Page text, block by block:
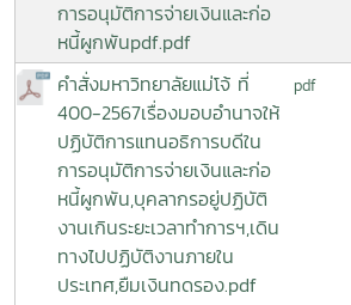
การอนุมัติการจ่ายเงินและก่อ
หนี้ผูกพันpdf.pdf
คำสั่งมหาวิทยาลัยแม่โจ้ ที่
400-2567เรื่องมอบอำนาจให้
ปฏิบัติการแทนอธิการบดีใน
การอนุมัติการจ่ายเงินและก่อ
หนี้ผูกพัน,บุคลากรอยู่ปฏิบัติ
งานเกินระยะเวลาทำการฯ,เดิน
ทางไปปฏิบัติงานภายใน
ประเทศ,ยืมเงินทดรอง.pdf
pdf